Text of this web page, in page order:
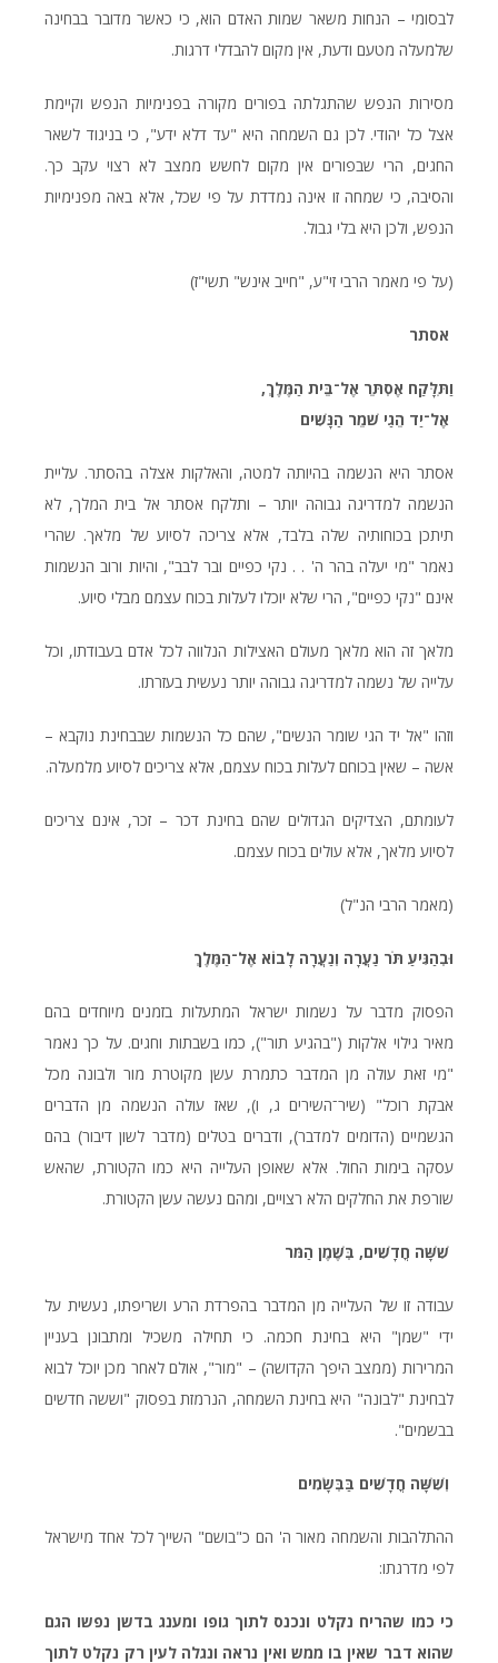
לבסומי – הנחות משאר שמות האדם הוא, כי כאשר מדובר בבחינה
שלמעלה מטעם ודעת, אין מקום להבדלי דרגות.
מסירות הנפש שהתגלתה בפורים מקורה בפנימיות הנפש וקיימת
אצל כל יהודי. לכן גם השמחה היא "עד דלא ידע", כי בניגוד לשאר
החגים, הרי שבפורים אין מקום לחשש ממצב לא רצוי עקב כך.
והסיבה, כי שמחה זו אינה נמדדת על פי שכל, אלא באה מפנימיות
הנפש, ולכן היא בלי גבול.
(על פי מאמר הרבי זי"ע, "חייב אינש" תשי"ז)
אסתר
וַתִּלָּקַח אֶסְתֵּר אֶל־בֵּית הַמֶּלֶךְ,
אֶל־יַד הֵגַי שֹׁמֵר הַנָּשִׁים
אסתר היא הנשמה בהיותה למטה, והאלקות אצלה בהסתר. עליית
הנשמה למדריגה גבוהה יותר – ותלקח אסתר אל בית המלך, לא
תיתכן בכוחותיה שלה בלבד, אלא צריכה לסיוע של מלאך. שהרי
נאמר "מי יעלה בהר ה' . . נקי כפיים ובר לבב", והיות ורוב הנשמות
אינם "נקי כפיים", הרי שלא יוכלו לעלות בכוח עצמם מבלי סיוע.
מלאך זה הוא מלאך מעולם האצילות הנלווה לכל אדם בעבודתו, וכל
עלייה של נשמה למדריגה גבוהה יותר נעשית בעזרתו.
וזהו "אל יד הגי שומר הנשים", שהם כל הנשמות שבבחינת נוקבא –
אשה – שאין בכוחם לעלות בכוח עצמם, אלא צריכים לסיוע מלמעלה.
לעומתם, הצדיקים הגדולים שהם בחינת דכר – זכר, אינם צריכים
לסיוע מלאך, אלא עולים בכוח עצמם.
(מאמר הרבי הנ"ל)
וּבְהַגִּיעַ תֹּר נַעֲרָה וְנַעֲרָה לָבוֹא אֶל־הַמֶּלֶךְ
הפסוק מדבר על נשמות ישראל המתעלות בזמנים מיוחדים בהם
מאיר גילוי אלקות ("בהגיע תור"), כמו בשבתות וחגים. על כך נאמר
"מי זאת עולה מן המדבר כתמרת עשן מקוטרת מור ולבונה מכל
אבקת רוכל" (שיר־השירים ג, ו), שאז עולה הנשמה מן הדברים
הגשמיים (הדומים למדבר), ודברים בטלים (מדבר לשון דיבור) בהם
עסקה בימות החול. אלא שאופן העלייה היא כמו הקטורת, שהאש
שורפת את החלקים הלא רצויים, ומהם נעשה עשן הקטורת.
שִׁשָּׁה חֳדָשִׁים, בְּשֶׁמֶן הַמֹּר
עבודה זו של העלייה מן המדבר בהפרדת הרע ושריפתו, נעשית על
ידי "שמן" היא בחינת חכמה. כי תחילה משכיל ומתבונן בעניין
המרירות (ממצב היפך הקדושה) – "מור", אולם לאחר מכן יוכל לבוא
לבחינת "לבונה" היא בחינת השמחה, הנרמזת בפסוק "וששה חדשים
בבשמים".
וְשִׁשָּׁה חֳדָשִׁים בַּבְּשָׂמִים
ההתלהבות והשמחה מאור ה' הם כ"בושם" השייך לכל אחד מישראל
לפי מדרגתו:
כי כמו שהריח נקלט ונכנס לתוך גופו ומענג בדשן נפשו הגם
שהוא דבר שאין בו ממש ואין נראה ונגלה לעין רק נקלט לתוך